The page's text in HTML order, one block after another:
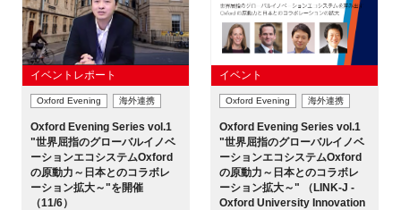
イベントレポート
Oxford Evening 海外連携
Oxford Evening Series vol.1
"世界屈指のグローバルイノベ
ーションエコシステムOxford
の原動力～日本とのコラボレ
ーション拡大～"を開催
（11/6）
イベント
Oxford Evening 海外連携
Oxford Evening Series vol.1
"世界屈指のグローバルイノベ
ーションエコシステムOxford
の原動力～日本とのコラボレ
ーション拡大～" （LINK-J -
Oxford University Innovation